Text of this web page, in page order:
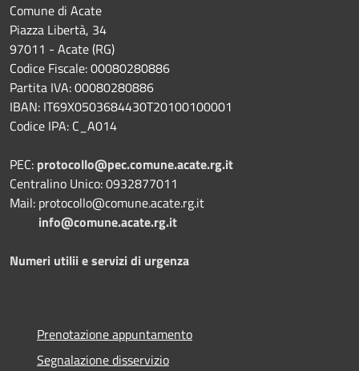
Comune di Acate
Piazza Libertà, 34
97011 - Acate (RG)
Codice Fiscale: 00080280886
Partita IVA: 00080280886
IBAN: IT69X0503684430T20100100001
Codice IPA: C_A014
PEC: protocollo@pec.comune.acate.rg.it
Centralino Unico: 0932877011
Mail: protocollo@comune.acate.rg.it
info@comune.acate.rg.it
Numeri utilii e servizi di urgenza
Prenotazione appuntamento
Segnalazione disservizio